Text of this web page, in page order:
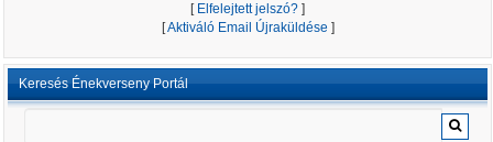
[ Elfelejtett jelszó? ]
[Aktiváló Email Újraküldése ]
Keresés Énekverseny Portál